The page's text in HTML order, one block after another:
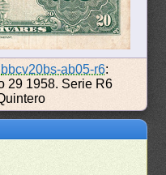
bbcv20bs-ab05-r6:
29 1958. Serie R6